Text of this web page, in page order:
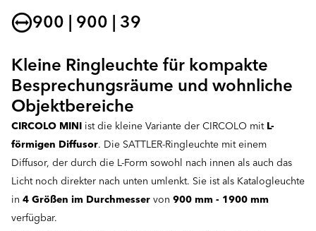
900 | 900 | 39
Kleine Ringleuchte für kompakte
Besprechungsräume und wohnliche
Objektbereiche
CIRCOLO MINI ist die kleine Variante der CIRCOLO mit L-
förmigen Diffusor. Die SATTLER-Ringleuchte mit einem
Diffusor, der durch die L-Form sowohl nach innen als auch das
Licht noch direkter nach unten umlenkt. Sie ist als Katalogleuchte
in 4 Größen im Durchmesser von 900 mm - 1900 mm
verfügbar.